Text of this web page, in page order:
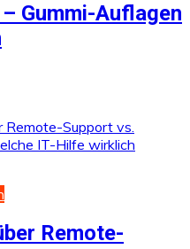
Gummi-Auflagen
Remote-